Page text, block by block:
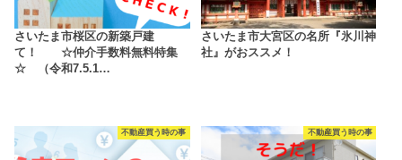
さいたま市桜区の新築戸建
て！ ☆仲介手数料無料特集
☆ （令和7.5.1…
さいたま市大宮区の名所『氷川神
社』がおススメ！
不動産買う時の事 不動産買う時の事